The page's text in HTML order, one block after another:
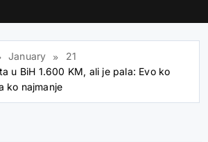
January
21
u BiH 1.600 KM, ali je pala: Evo ko
ko najmanje